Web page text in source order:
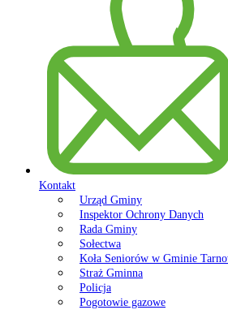
Kontakt
Urząd Gminy
Inspektor Ochrony Danych
Rada Gminy
Sołectwa
Koła Seniorów w Gminie
Straż Gminna
Policja
Pogotowie gazowe